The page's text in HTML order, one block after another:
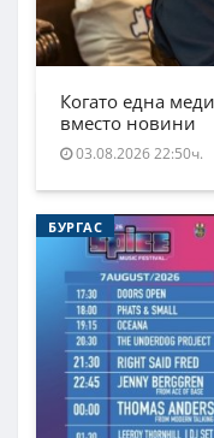
Когато една
вместо новини
03.08.2026 22:50ч.
БУРГАС